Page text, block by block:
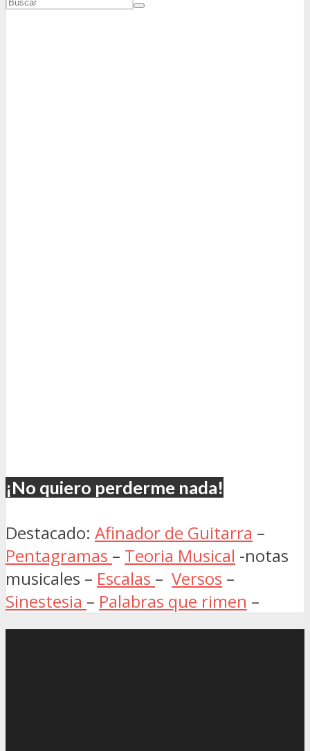
¡No quiero perderme nada!
Destacado: Afinador de Guitarra –
Pentagramas – Teoria Musical -notas
musicales – Escalas – Versos –
Sinestesia – Palabras que rimen –